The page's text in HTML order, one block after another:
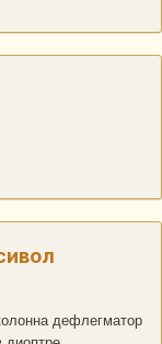
дефлегматор